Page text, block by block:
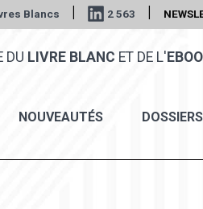
Blancs | 2 563 |
DU LIVRE BLANC ET DE L'
NOUVEAUTÉS DOSSIERS